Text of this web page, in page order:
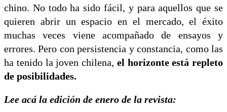
chino. No todo ha sido fácil, y para aquellos que se
quieren abrir un espacio en el mercado, el éxito
muchas veces viene acompañado de ensayos y
errores. Pero con persistencia y constancia, como las
ha tenido la joven chilena, el horizonte está repleto
de posibilidades.
Lee acá la edición de enero de la revista: